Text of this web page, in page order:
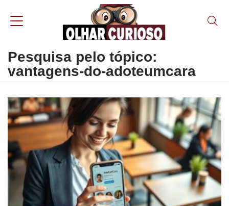
Pesquisa pelo tópico:
vantagens-do-adoteumcara